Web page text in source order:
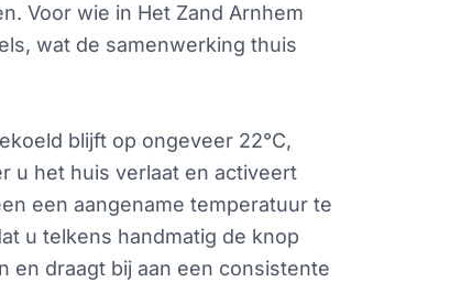
Voor wie in Het Zand Arnhem
wat de samenwerking thuis
blijft op ongeveer 22°C,
u het huis verlaat en activeert
een aangename temperatuur te
u telkens handmatig de knop
en draagt bij aan een consistente